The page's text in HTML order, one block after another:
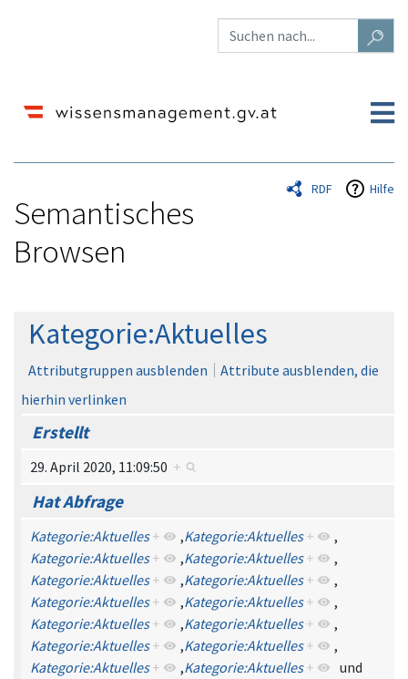
RDF Hilfe
Semantisches
Browsen
Wechseln zu: Navigation, Suche
Kategorie:Aktuelles
Attributgruppen ausblenden
Attribute ausblenden, die
hierhin verlinken
Erstellt
29. April 2020, 11:09:50 +
Hat Abfrage
Kategorie:Aktuelles + ,Kategorie:Aktuelles +
,
Kategorie:Aktuelles + ,Kategorie:Aktuelles +
,
Kategorie:Aktuelles + ,Kategorie:Aktuelles +
,
Kategorie:Aktuelles + ,Kategorie:Aktuelles +
,
Kategorie:Aktuelles + ,Kategorie:Aktuelles +
,
Kategorie:Aktuelles + ,Kategorie:Aktuelles +
,
Kategorie:Aktuelles + ,Kategorie:Aktuelles +
und